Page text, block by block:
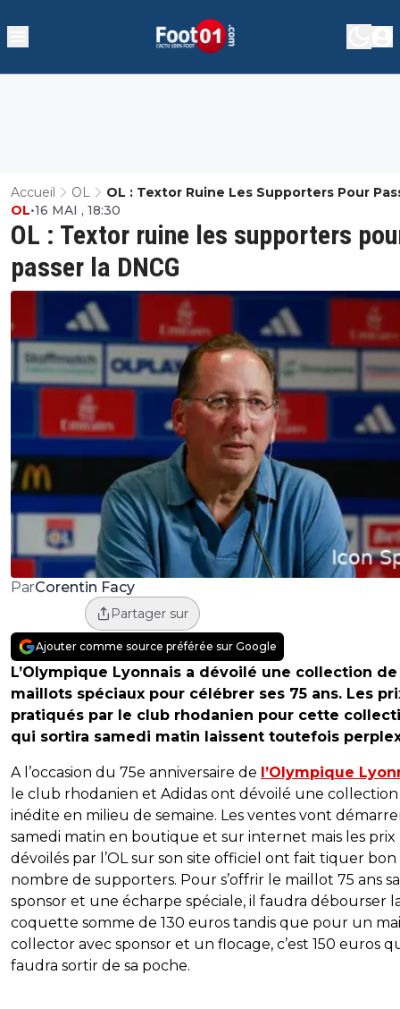
Accueil OL
OL : Textor Ruine Les Supporters Pour
DNCG
OL : Textor ruine les supporters
passer la DNCG
OL•16 MAI , 18:30
ParCorentin Facy
Partager sur
Ajouter comme source préférée sur Google
L’Olympique Lyonnais a dévoilé une collection de
maillots spéciaux pour célébrer ses 75 ans. Les
pratiqués par le club rhodanien pour cette
qui sortira samedi matin laissent toutefois
A l’occasion du 75e anniversaire de l’Olympique
le club rhodanien et Adidas ont dévoilé une collection
inédite en milieu de semaine. Les ventes vont
samedi matin en boutique et sur internet mais les prix
dévoilés par l’OL sur son site officiel ont fait tiquer bon
nombre de supporters. Pour s’offrir le maillot 75 ans
sponsor et une écharpe spéciale, il faudra débourser
coquette somme de 130 euros tandis que pour un
collector avec sponsor et un flocage, c’est 150 euros
faudra sortir de sa poche.